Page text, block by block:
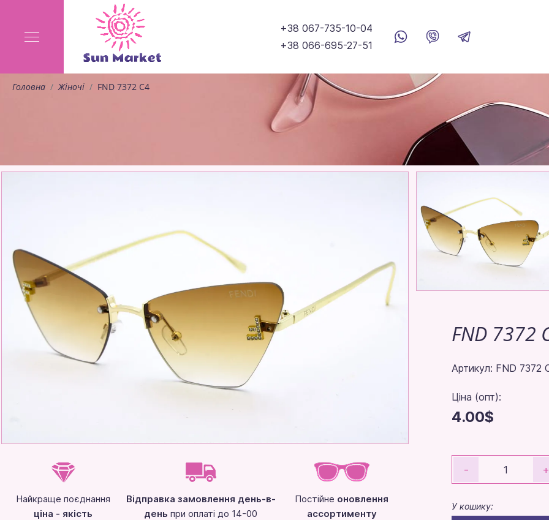
+38 067-735-10-04
+38 066-695-27-51
Головна Жіночі FND 7372 C4
Найкраще поєднання
ціна - якість
Відправка замовлення день-в-
день при оплаті до 14-00
Постійне оновлення
ассортименту
FND 7372
Артикул: FND 7372
Ціна (опт):
4.00$
- +
У кошику: